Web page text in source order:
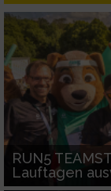
RUN5
Lauftagen
Verwendung
personalisierter
Messung der
Messung der
Analyse von
oder
verschiedenen